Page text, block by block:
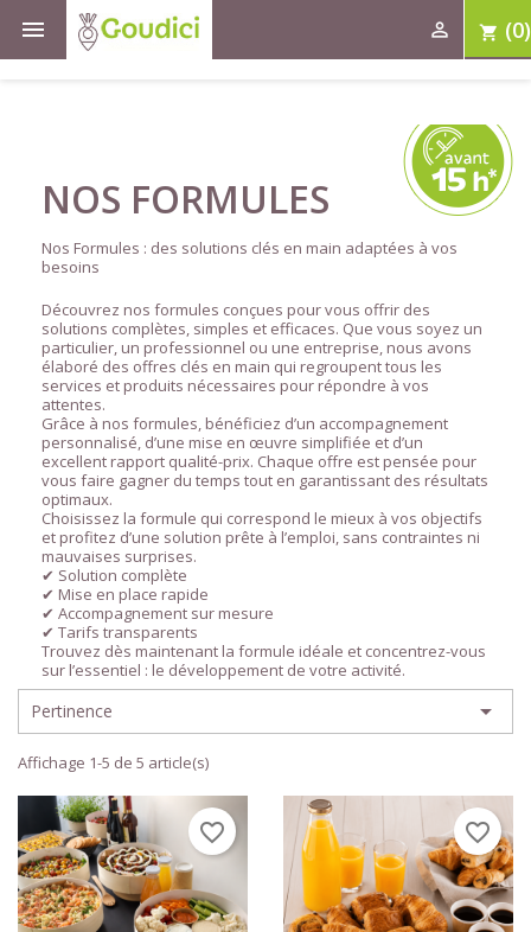
 shopping_cart (0)

NOS FORMULES
Nos Formules : des solutions clés en main adaptées à vos
besoins
Découvrez nos formules conçues pour vous offrir des
solutions complètes, simples et efficaces. Que vous soyez un
particulier, un professionnel ou une entreprise, nous avons
élaboré des offres clés en main qui regroupent tous les
services et produits nécessaires pour répondre à vos
attentes.
Grâce à nos formules, bénéficiez d’un accompagnement
personnalisé, d’une mise en œuvre simplifiée et d’un
excellent rapport qualité-prix. Chaque offre est pensée pour
vous faire gagner du temps tout en garantissant des résultats
optimaux.
Choisissez la formule qui correspond le mieux à vos objectifs
et profitez d’une solution prête à l’emploi, sans contraintes ni
mauvaises surprises.
✔ Solution complète
✔ Mise en place rapide
✔ Accompagnement sur mesure
✔ Tarifs transparents
Trouvez dès maintenant la formule idéale et concentrez-vous
sur l’essentiel : le développement de votre activité.
Pertinence 
Affichage 1-5 de 5 article(s)
favorite_border favorite_border